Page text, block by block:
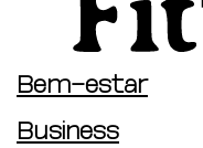
Bem-estar
Business